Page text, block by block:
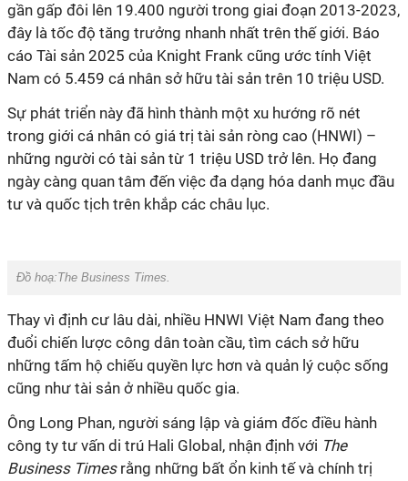
gần gấp đôi lên 19.400 người trong giai đoạn 2013-2023,
đây là tốc độ tăng trưởng nhanh nhất trên thế giới. Báo
cáo Tài sản 2025 của Knight Frank cũng ước tính Việt
Nam có 5.459 cá nhân sở hữu tài sản trên 10 triệu USD.
Sự phát triển này đã hình thành một xu hướng rõ nét
trong giới cá nhân có giá trị tài sản ròng cao (HNWI) –
những người có tài sản từ 1 triệu USD trở lên. Họ đang
ngày càng quan tâm đến việc đa dạng hóa danh mục đầu
tư và quốc tịch trên khắp các châu lục.
Đồ hoạ:The Business Times.
Thay vì định cư lâu dài, nhiều HNWI Việt Nam đang theo
đuổi chiến lược công dân toàn cầu, tìm cách sở hữu
những tấm hộ chiếu quyền lực hơn và quản lý cuộc sống
cũng như tài sản ở nhiều quốc gia.
Ông Long Phan, người sáng lập và giám đốc điều hành
công ty tư vấn di trú Hali Global, nhận định với The
Business Timesrằng những bất ổn kinh tế và chính trị